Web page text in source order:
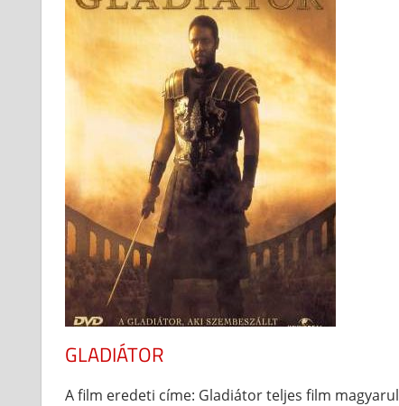
GLADIÁTOR
A film eredeti címe: Gladiátor teljes film magyarul